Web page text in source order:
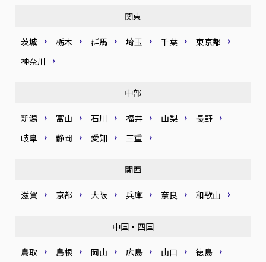
関東
茨城 栃木 群馬 埼玉 千葉
東京都
神奈川
中部
新潟 富山 石川 福井 山梨
長野
岐阜
静岡 愛知 三重
関西
滋賀 京都 大阪 兵庫 奈良 和歌山
中国・四国
鳥取 島根 岡山 広島 山口
徳島